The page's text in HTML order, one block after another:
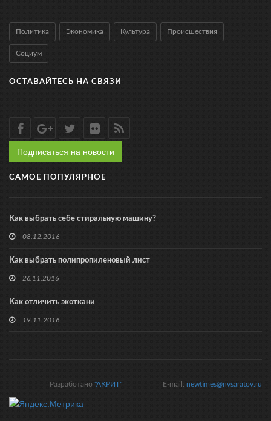
Политика Экономика Культура Происшествия
Социум
ОСТАВАЙТЕСЬ НА СВЯЗИ
Подписаться на новости
САМОЕ ПОПУЛЯРНОЕ
Как выбрать себе стиральную машину?
08.12.2016
Как выбрать полипропиленовый лист
26.11.2016
Как отличить экоткани
19.11.2016
E-mail: newtimes@nvsaratov.ru
Разработано "АКРИТ"